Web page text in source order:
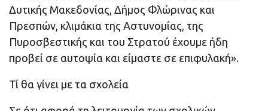
Δυτικής Μακεδονίας, Δήμος Φλώρινας και
Πρεσπών, κλιμάκια της Αστυνομίας, της
Πυροσβεστικής και του Στρατού έχουμε ήδη
προβεί σε αυτοψία και είμαστε σε επιφυλακή».
Τί θα γίνει με τα σχολεία